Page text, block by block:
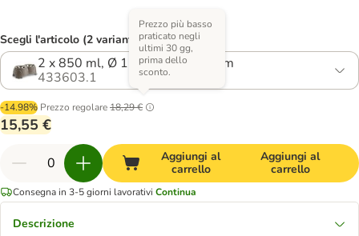
Scegli l'articolo (2 varianti)
2 x 850 ml, Ø 15,5 cm, H 18,5 cm
433603.1
-14.98% Prezzo regolare18,29 €
Prezzo più basso
praticato negli
ultimi 30 gg,
prima dello
sconto.
15,55 €
Aggiungi al
carrello
Aggiungi al
carrello
Consegna in 3-5 giorni lavorativi Continua
Descrizione